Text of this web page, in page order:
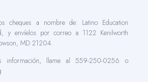
cheques a nombre de: Latino Education
y envíelos por correo a 1122 Kenilworth
MD 21204.
información, llame al 559-250-0256 o